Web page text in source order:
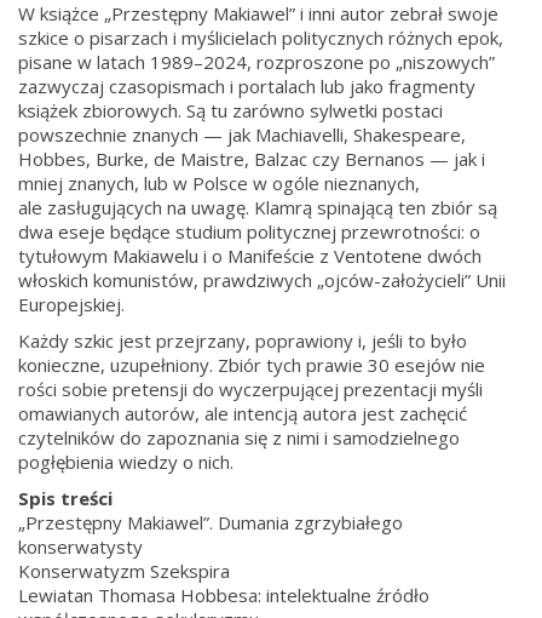
W książce „Przestępny Makiawel” i inni autor zebrał swoje
szkice o pisarzach i myślicielach politycznych różnych epok,
pisane w latach 1989–2024, rozproszone po „niszowych”
zazwyczaj czasopismach i portalach lub jako fragmenty
książek zbiorowych. Są tu zarówno sylwetki postaci
powszechnie znanych — jak Machiavelli, Shakespeare,
Hobbes, Burke, de Maistre, Balzac czy Bernanos — jak i
mniej znanych, lub w Polsce w ogóle nieznanych,
ale zasługujących na uwagę. Klamrą spinającą ten zbiór są
dwa eseje będące studium politycznej przewrotności: o
tytułowym Makiawelu i o Manifeście z Ventotene dwóch
włoskich komunistów, prawdziwych „ojców-założycieli” Unii
Europejskiej.
Każdy szkic jest przejrzany, poprawiony i, jeśli to było
konieczne, uzupełniony. Zbiór tych prawie 30 esejów nie
rości sobie pretensji do wyczerpującej prezentacji myśli
omawianych autorów, ale intencją autora jest zachęcić
czytelników do zapoznania się z nimi i samodzielnego
pogłębienia wiedzy o nich.
Spis treści
„Przestępny Makiawel”. Dumania zgrzybiałego
konserwatysty
Konserwatyzm Szekspira
Lewiatan Thomasa Hobbesa: intelektualne źródło